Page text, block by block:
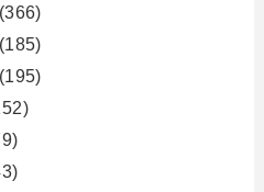
(366)
(185)
(195)